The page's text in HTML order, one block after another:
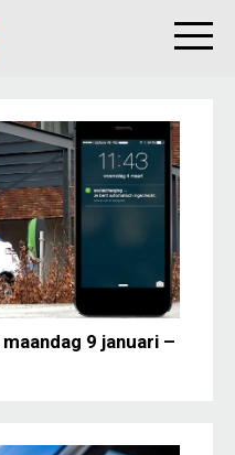
9 januari –